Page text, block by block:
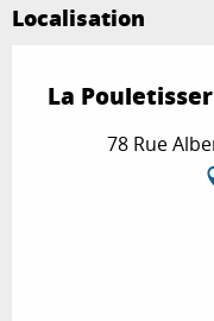
Localisation
La
78 Rue